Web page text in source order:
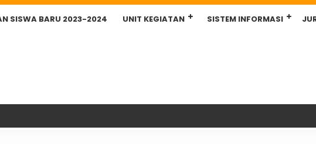
SISWA BARU 2023-2024 UNIT KEGIATAN SISTEM INFORMASI